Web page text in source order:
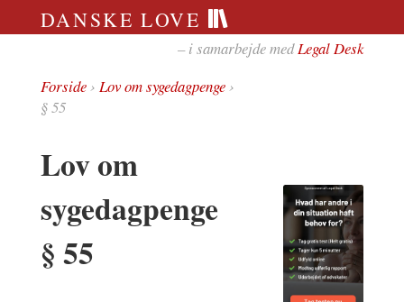
DANSKE LOVE
– i samarbejde medLegal Desk
Forside› Lov om sygedagpenge›
§ 55
Lov om
sygedagpenge
§ 55